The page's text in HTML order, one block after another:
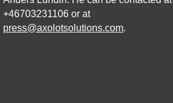
+46703231106 or at
press@axolotsolutions.com.